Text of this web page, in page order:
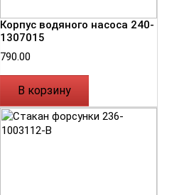
Корпус водяного насоса 240-
1307015
790.00
В корзину